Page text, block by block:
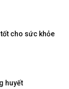
cho sức khỏe
huyết